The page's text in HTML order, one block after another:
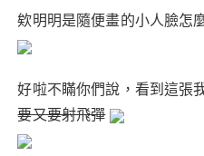
欸明明是隨便畫的小人臉怎
好啦不瞞你們說，看到這張
要又要射飛彈